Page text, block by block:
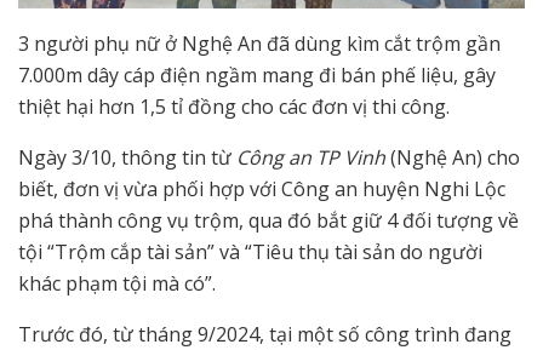
3 người phụ nữ ở Nghệ An đã dùng kìm cắt trộm gần
7.000m dây cáp điện ngầm mang đi bán phế liệu, gây
thiệt hại hơn 1,5 tỉ đồng cho các đơn vị thi công.
Ngày 3/10, thông tin từ Công an TP Vinh(Nghệ An) cho
biết, đơn vị vừa phối hợp với Công an huyện Nghi Lộc
phá thành công vụ trộm, qua đó bắt giữ 4 đối tượng về
tội “Trộm cắp tài sản” và “Tiêu thụ tài sản do người
khác phạm tội mà có”.
Trước đó, từ tháng 9/2024, tại một số công trình đang